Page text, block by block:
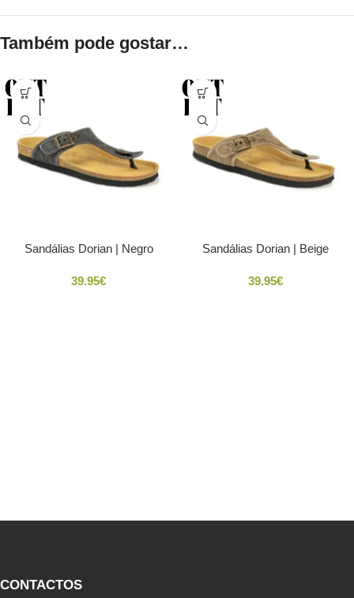
Também pode gostar…
Sandálias Dorian | Negro
39.95€
Sandálias Dorian | Beige
39.95€
CONTACTOS